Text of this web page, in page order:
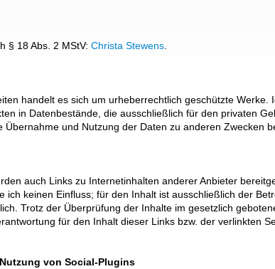
§ 18 Abs. 2 MStV: Christa Stewens
handelt es sich um urheberrechtlich geschützte Werke.
in Datenbestände, die ausschließlich für den privaten
Übernahme und Nutzung der Daten zu anderen Zwecken
auch Links zu Internetinhalten anderer Anbieter
ich keinen Einfluss; für den Inhalt ist ausschließlich der
Trotz der Überprüfung der Inhalte im gesetzlich
für den Inhalt dieser Links bzw. der verlinkten
von Social-Plugins